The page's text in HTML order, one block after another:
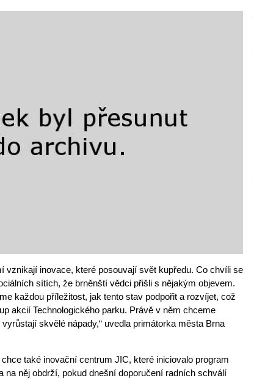
vznikají inovace, které posouvají svět kupředu. Co chvíli se
sítích, že brněnští vědci přišli s nějakým objevem.
každou příležitost, jak tento stav podpořit a rozvíjet, což
akcií Technologického parku. Právě v něm chceme
skvělé nápady,“ uvedla primátorka města Brna
také inovační centrum JIC, které iniciovalo program
na něj obdrží, pokud dnešní doporučení radních schválí